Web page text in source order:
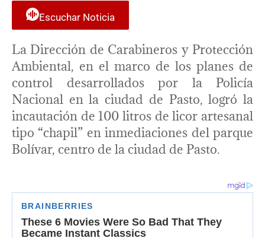
Escuchar Noticia
La Dirección de Carabineros y Protección
Ambiental, en el marco de los planes de
control desarrollados por la Policía
Nacional en la ciudad de Pasto, logró la
incautación de 100 litros de licor artesanal
tipo “chapil” en inmediaciones del parque
Bolívar, centro de la ciudad de Pasto.